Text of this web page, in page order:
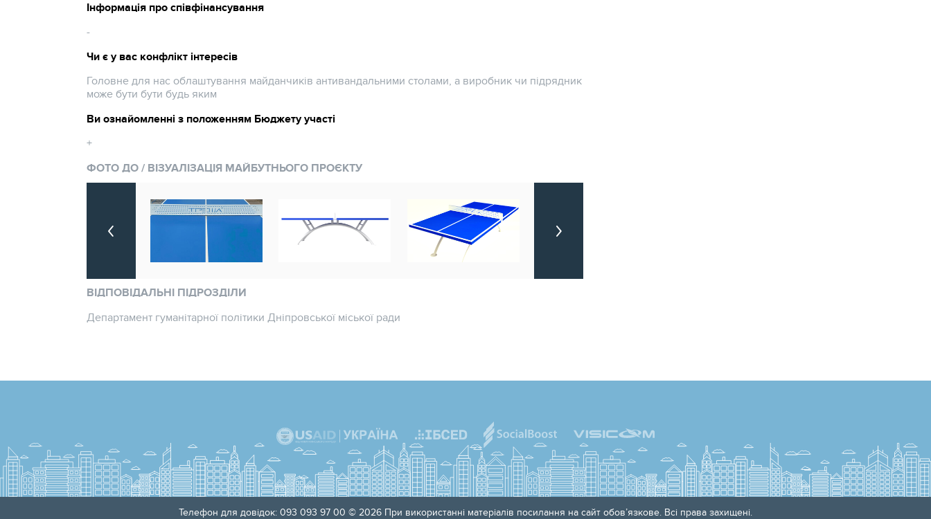
Інформація про співфінансування
-
Чи є у вас конфлікт інтересів
Головне для нас облаштування майданчиків антивандальними столами, а виробник чи підрядник
може бути бути будь яким
Ви ознайомленні з положенням Бюджету участі
+
ФОТО ДО / ВІЗУАЛІЗАЦІЯ МАЙБУТНЬОГО ПРОЄКТУ
ВІДПОВІДАЛЬНІ ПІДРОЗДІЛИ
Департамент гуманітарної політики Дніпровської міської ради
Телефон для довідок: 093 093 97 00 © 2026 При використанні матеріалів посилання на сайт обов’язкове. Всі права захищені.